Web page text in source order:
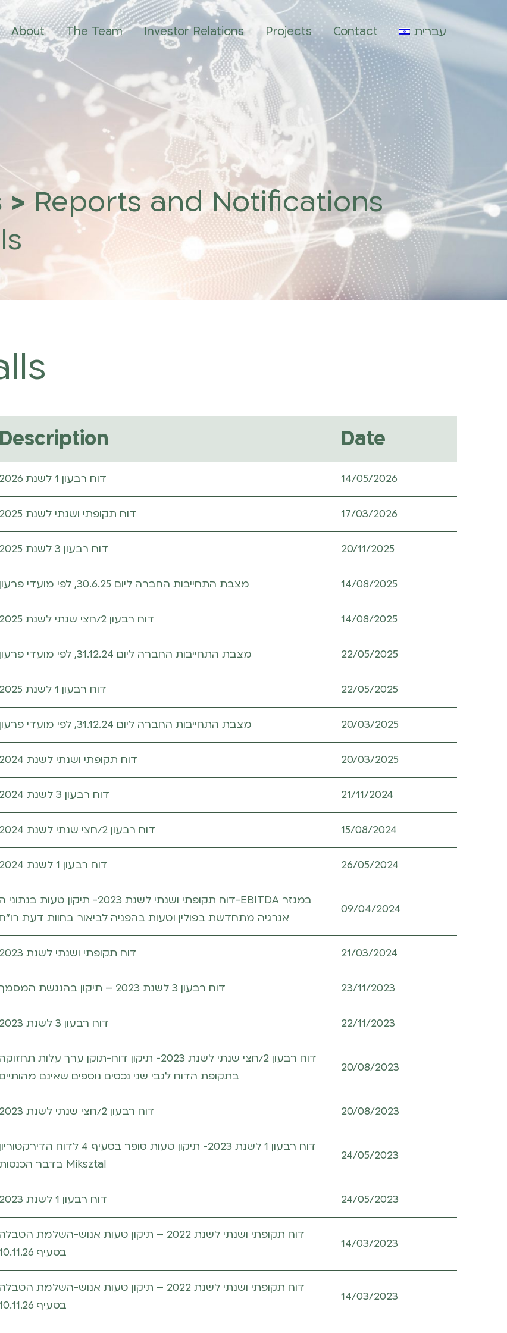
About The Team Investor Relations Projects Contact עברית
> Reports and Notifications
Description Date
דוח רבעון 1 לשנת 2026 14/05/2026
דוח תקופתי ושנתי לשנת 2025 17/03/2026
דוח רבעון 3 לשנת 2025 20/11/2025
מצבת התחייבות החברה ליום 30.6.25, לפי מועדי פרעון 14/08/2025
דוח רבעון 2/חצי שנתי לשנת 2025 14/08/2025
מצבת התחייבות החברה ליום 31.12.24, לפי מועדי פרעון 22/05/2025
דוח רבעון 1 לשנת 2025 22/05/2025
מצבת התחייבות החברה ליום 31.12.24, לפי מועדי פרעון 20/03/2025
דוח תקופתי ושנתי לשנת 2024 20/03/2025
דוח רבעון 3 לשנת 2024 21/11/2024
דוח רבעון 2/חצי שנתי לשנת 2024 15/08/2024
דוח רבעון 1 לשנת 2024 26/05/2024
דוח תקופתי ושנתי לשנת 2023- תיקון טעות בנתוני ה-EBITDA במגזר
אנרגיה מתחדשת בפולין וטעות בהפניה לביאור בחוות דעת רו”ח
09/04/2024
דוח תקופתי ושנתי לשנת 2023 21/03/2024
דוח רבעון 3 לשנת 2023 – תיקון בהנגשת המסמך 23/11/2023
דוח רבעון 3 לשנת 2023 22/11/2023
דוח רבעון 2/חצי שנתי לשנת 2023- תיקון דוח-תוקן ערך עלות תחזוקה
בתקופת הדוח לגבי שני נכסים נוספים שאינם מהותיים
20/08/2023
דוח רבעון 2/חצי שנתי לשנת 2023 20/08/2023
דוח רבעון 1 לשנת 2023- תיקון טעות סופר בסעיף 4 לדוח הדירקטוריון
בדבר הכנסות Miksztal
24/05/2023
דוח רבעון 1 לשנת 2023 24/05/2023
דוח תקופתי ושנתי לשנת 2022 – תיקון טעות אנוש-השלמת הטבלה
בסעיף 10.11.26
14/03/2023
דוח תקופתי ושנתי לשנת 2022 – תיקון טעות אנוש-השלמת הטבלה
בסעיף 10.11.26
14/03/2023